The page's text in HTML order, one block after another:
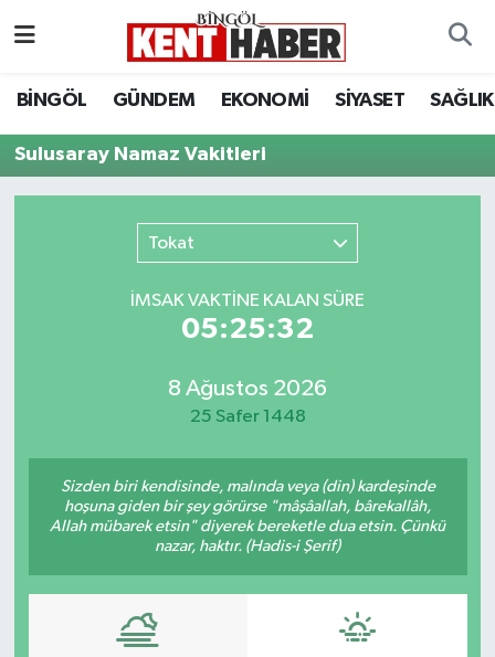
BİNGÖL GÜNDEM EKONOMİ SİYASET SAĞLIK
Sulusaray Namaz Vakitleri
Tokat
İMSAK VAKTİNE KALAN SÜRE
05:25:32
8 Ağustos 2026
25 Safer 1448
Sizden biri kendisinde, malında veya (din) kardeşinde
hoşuna giden bir şey görürse "mâşâallah, bârekallâh,
Allah mübarek etsin" diyerek bereketle dua etsin. Çünkü
nazar, haktır. (Hadis-i Şerif)
BİLİM-TEKNOLOJİ
DÜNYA
EKONOMİ
KARLIOVA
KİĞI
MERKEZ
RESMİ İLANLAR
Bingöl Hava Durumu
Bingöl Namaz Vakitleri
Bingöl Trafik Yoğunluk Haritası
Süper Lig Puan Durumu ve Fikstür
Son Dakika Haberleri
Haber Arşivi